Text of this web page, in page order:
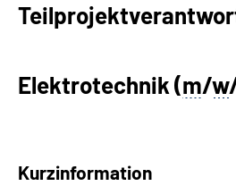
Online-Services
Elektrotechnik (m/w
Kurzinformation